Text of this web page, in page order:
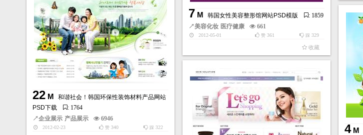
7 M 韩国女性美容整形馆网站PSD模版
: 1859
↗美容化妆 医疗健康 661
2012-05-01 踩 329
赞361
收藏
22M
和谐社会！韩国环保性装饰材料产品网站
PSD下载
: 1764
↗企业展示 产品展示 6946
2012-02-23 踩 322
赞340 4M